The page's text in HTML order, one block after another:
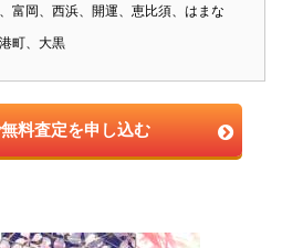
富岡、西浜、開運、恵比須、はまな
町、大黒
料査定を申し込む